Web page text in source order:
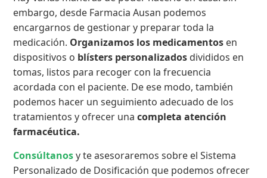
embargo, desde Farmacia Ausan podemos
encargarnos de gestionar y preparar toda la
medicación. Organizamos los medicamentos en
dispositivos o blísters personalizados divididos en
tomas, listos para recoger con la frecuencia
acordada con el paciente. De ese modo, también
podemos hacer un seguimiento adecuado de los
tratamientos y ofrecer unacompleta atención
farmacéutica.
Consúltanosy te asesoraremos sobre el Sistema
Personalizado de Dosificación que podemos ofrecer